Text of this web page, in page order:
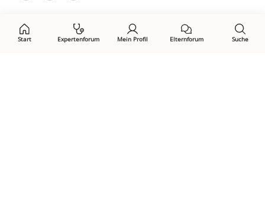
Start Expertenforum Mein Profil Elternforum Suche